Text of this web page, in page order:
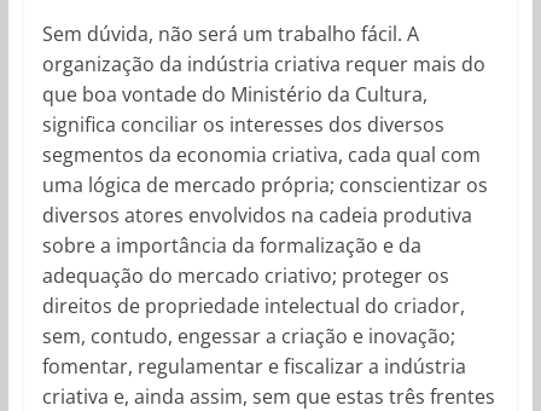
Sem dúvida, não será um trabalho fácil. A
organização da indústria criativa requer mais do
que boa vontade do Ministério da Cultura,
significa conciliar os interesses dos diversos
segmentos da economia criativa, cada qual com
uma lógica de mercado própria; conscientizar os
diversos atores envolvidos na cadeia produtiva
sobre a importância da formalização e da
adequação do mercado criativo; proteger os
direitos de propriedade intelectual do criador,
sem, contudo, engessar a criação e inovação;
fomentar, regulamentar e fiscalizar a indústria
criativa e, ainda assim, sem que estas três frentes